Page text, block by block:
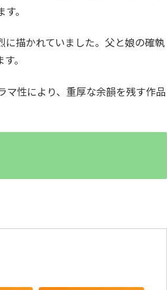
。
描かれていました。父と娘の確執
。
性により、重厚な余韻を残す作品